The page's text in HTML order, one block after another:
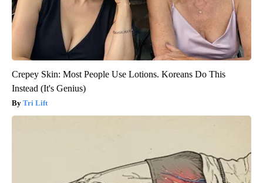
Crepey Skin: Most People Use Lotions. Koreans Do This
Instead (It's Genius)
Tri Lift